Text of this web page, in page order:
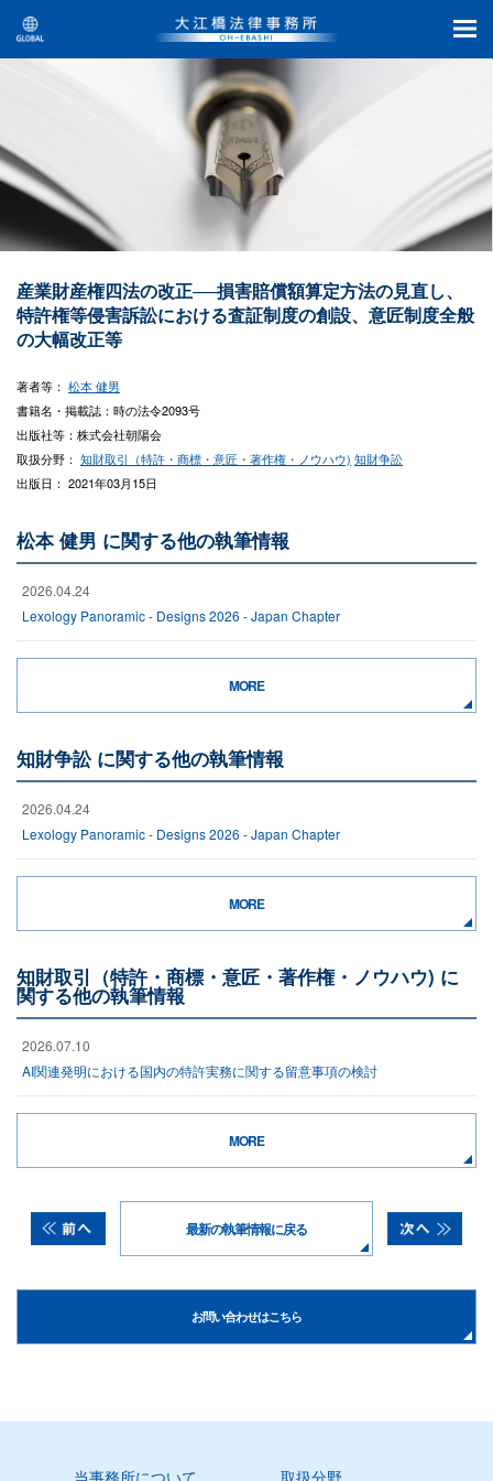
産業財産権四法の改正──損害賠償額算定方法の見直し、
特許権等侵害訴訟における査証制度の創設、意匠制度全般
の大幅改正等
著者等： 松本 健男
書籍名・掲載誌：時の法令2093号
出版社等：株式会社朝陽会
取扱分野： 知財取引（特許・商標・意匠・著作権・ノウハウ) 知財争訟
出版日： 2021年03月15日
松本 健男 に関する他の執筆情報
2026.04.24
Lexology Panoramic - Designs 2026 - Japan Chapter
MORE
知財争訟 に関する他の執筆情報
2026.04.24
Lexology Panoramic - Designs 2026 - Japan Chapter
MORE
知財取引（特許・商標・意匠・著作権・ノウハウ) に
関する他の執筆情報
2026.07.10
AI関連発明における国内の特許実務に関する留意事項の検討
MORE
最新の執筆情報に戻る
お問い合わせはこちら
当事務所について 取扱分野